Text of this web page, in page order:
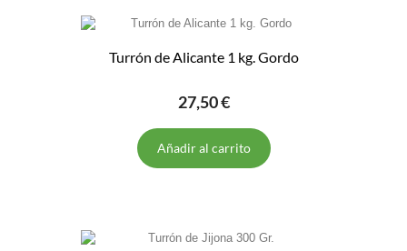
Turrón de Alicante 1 kg. Gordo
27,50 €
Añadir al carrito